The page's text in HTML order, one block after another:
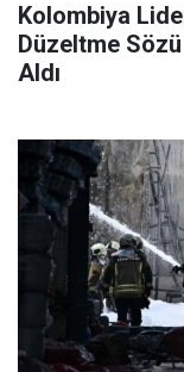
Kolombiya
Düzeltme
Aldı